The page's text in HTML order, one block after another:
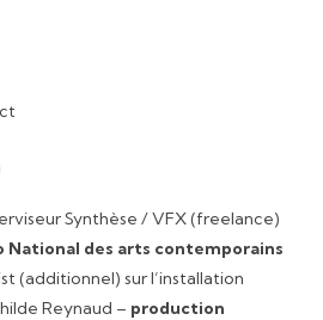
Synthèse / VFX (freelance)
National des arts contemporains
(additionnel) sur l’installation
Reynaud – production